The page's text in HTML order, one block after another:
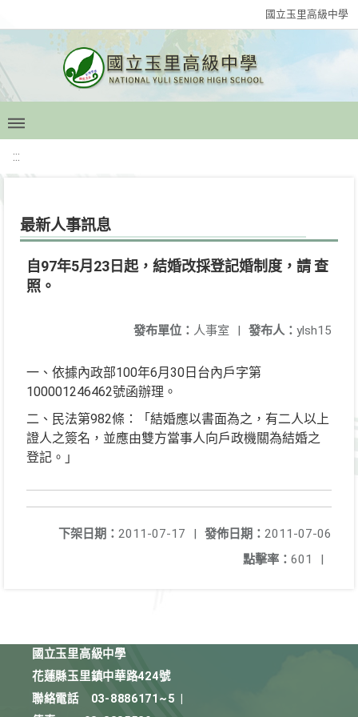
國立玉里高級中學
:::
最新人事訊息
自97年5月23日起，結婚改採登記婚制度，請 查
照。
發布人： ylsh15
發布單位： 人事室 |
一、依據內政部100年6月30日台內戶字第
100001246462號函辦理。
二、民法第982條：「結婚應以書面為之，有二人以上
證人之簽名，並應由雙方當事人向戶政機關為結婚之
登記。」
發佈日期： 2011-07-06
下架日期： 2011-07-17
|
點擊率： 601 |
國立玉里高級中學
花蓮縣玉里鎮中華路424號
聯絡電話
03-8886171~5